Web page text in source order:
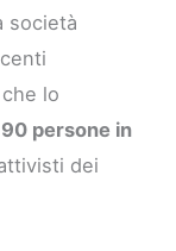
società
lo
90 persone in
dei